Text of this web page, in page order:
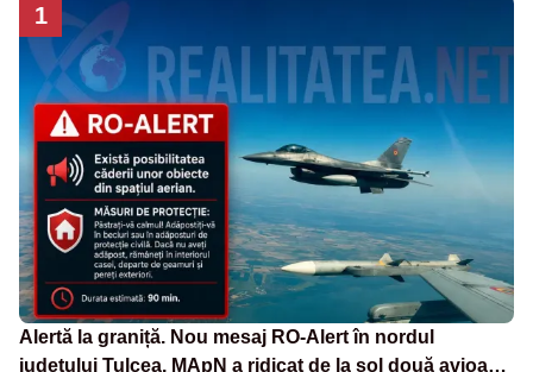
1
Alertă la graniță. Nou mesaj RO-Alert în nordul
județului Tulcea. MApN a ridicat de la sol două avioane